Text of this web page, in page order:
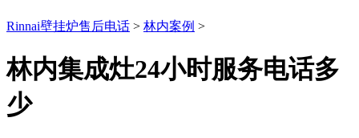
Rinnai壁挂炉售后电话 > 林内案例 >
林内集成灶24小时服务电话多
少